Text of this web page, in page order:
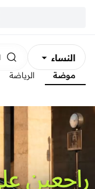
النساء
الرجال
الأطفال
موضة الرياضة